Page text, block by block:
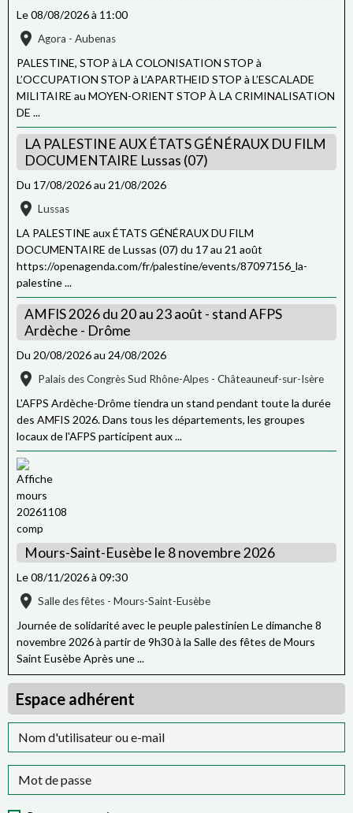
Le 08/08/2026à 11:00
Agora - Aubenas
PALESTINE, STOP à LA COLONISATION STOP à
L’OCCUPATION STOP à L’APARTHEID STOP à L’ESCALADE
MILITAIRE au MOYEN-ORIENT STOP À LA CRIMINALISATION
DE ...
LA PALESTINE AUX ÉTATS GÉNÉRAUX DU FILM
DOCUMENTAIRE Lussas (07)
Du 17/08/2026au 21/08/2026
Lussas
LA PALESTINE aux ÉTATS GÉNÉRAUX DU FILM
DOCUMENTAIRE de Lussas (07) du 17 au 21 août
https://openagenda.com/fr/palestine/events/87097156_la-
palestine ...
AMFIS 2026 du 20 au 23 août - stand AFPS
Ardèche - Drôme
Du 20/08/2026au 24/08/2026
Palais des Congrès Sud Rhône-Alpes - Châteauneuf-sur-Isère
L'AFPS Ardèche-Drôme tiendra un stand pendant toute la durée
des AMFIS 2026. Dans tous les départements, les groupes
locaux de l'AFPS participent aux ...
Mours-Saint-Eusèbe le 8 novembre 2026
Le 08/11/2026à 09:30
Salle des fêtes - Mours-Saint-Eusèbe
Journée de solidarité avec le peuple palestinien Le dimanche 8
novembre 2026 à partir de 9h30 à la Salle des fêtes de Mours
Saint Eusèbe Après une ...
Espace adhérent